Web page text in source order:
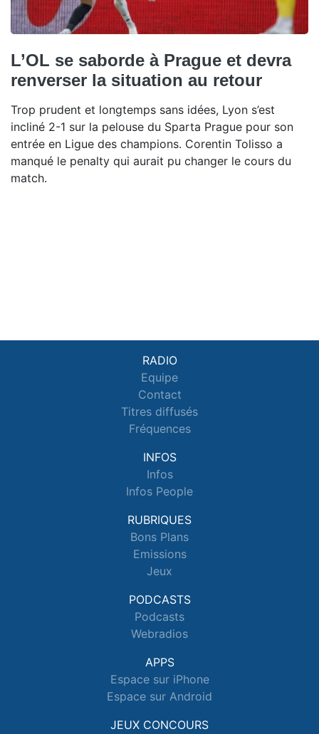
L’OL se saborde à Prague et devra
renverser la situation au retour
Trop prudent et longtemps sans idées, Lyon s’est
incliné 2-1 sur la pelouse du Sparta Prague pour son
entrée en Ligue des champions. Corentin Tolisso a
manqué le penalty qui aurait pu changer le cours du
match.
RADIO
Equipe
Contact
Titres diffusés
Fréquences
INFOS
Infos
Infos People
RUBRIQUES
Bons Plans
Emissions
Jeux
PODCASTS
Podcasts
Webradios
APPS
Espace sur iPhone
Espace sur Android
JEUX CONCOURS